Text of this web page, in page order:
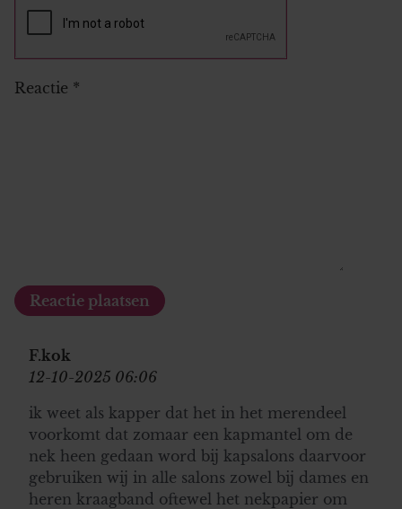
Reactie *
F.kok
12-10-2025 06:06
ik weet als kapper dat het in het merendeel
voorkomt dat zomaar een kapmantel om de
nek heen gedaan word bij kapsalons daarvoor
gebruiken wij in alle salons zowel bij dames en
heren kraagband oftewel het nekpapier om